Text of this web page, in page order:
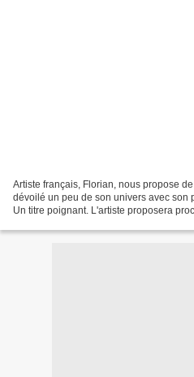
Artiste français, Florian, nous propose
dévoilé un peu de son univers avec son
Un titre poignant. L'artiste proposera